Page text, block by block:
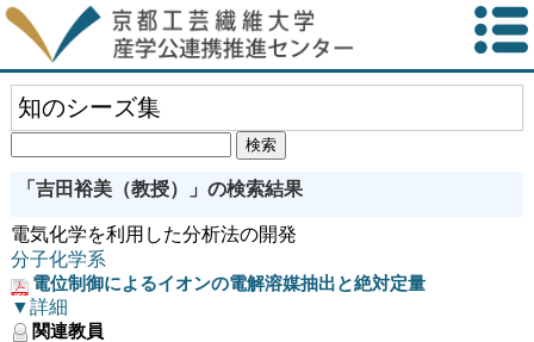
知のシーズ集
「吉田裕美（教授）」の検索結果
電気化学を利用した分析法の開発
分子化学系
電位制御によるイオンの電解溶媒抽出と絶対定量
▼詳細
関連教員